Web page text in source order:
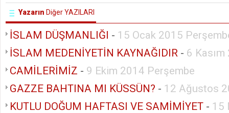
Yazarın Diğer YAZILARI
İSLAM DÜŞMANLIĞI - 15 Ocak 2015
İSLAM MEDENİYETİN KAYNAĞIDIR - 6
CAMİLERİMİZ - 9 Ekim 2014 Perşembe
GAZZE BAHTINA MI KÜSSÜN? - 12 Ağustos
KUTLU DOĞUM HAFTASI VE SAMİMİYET - 15